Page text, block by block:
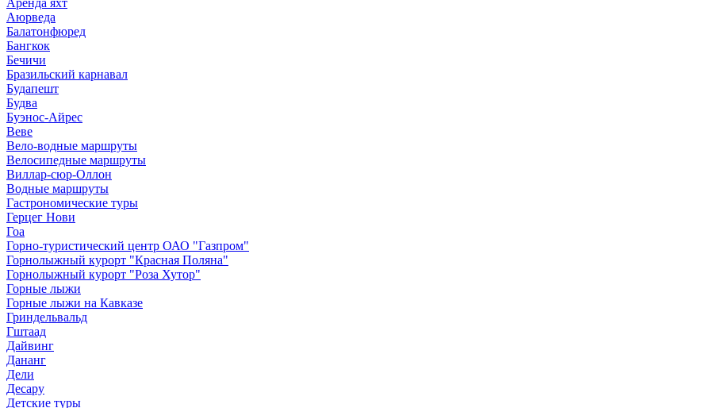
Аренда яхт
Аюрведа
Балатонфюред
Бангкок
Бечичи
Бразильский карнавал
Будапешт
Будва
Буэнос-Айрес
Веве
Вело-водные маршруты
Велосипедные маршруты
Виллар-сюр-Оллон
Водные маршруты
Гастрономические туры
Герцег Нови
Гоа
Горно-туристический центр ОАО "Газпром"
Горнолыжный курорт "Красная Поляна"
Горнолыжный курорт "Роза Хутор"
Горные лыжи
Горные лыжи на Кавказе
Гриндельвальд
Гштаад
Дайвинг
Дананг
Дели
Десару
Детские туры